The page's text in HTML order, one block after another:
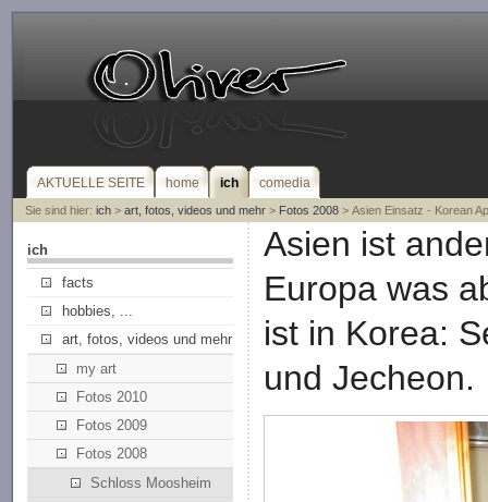
AKTUELLE SEITE home ich comedia
Sie sind hier: ich> art, fotos, videos und mehr> Fotos 2008> Asien Einsatz - Korean
ich
facts
hobbies, ...
art, fotos, videos und mehr
my art
Fotos 2010
Fotos 2009
Fotos 2008
Schloss Moosheim
Asien ist
Europa was
ist in Korea:
und Jecheon.